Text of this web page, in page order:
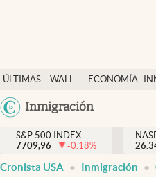
ÚLTIMAS
NOTICIAS
WALL
Y
DÓLAR
ECONOMÍA
Inmigración
Finanzas y economía
Wall Street y dólar
Inmigración
S&P 500 INDEX
7709,96
-0.18%
Cronista USA Inmigración